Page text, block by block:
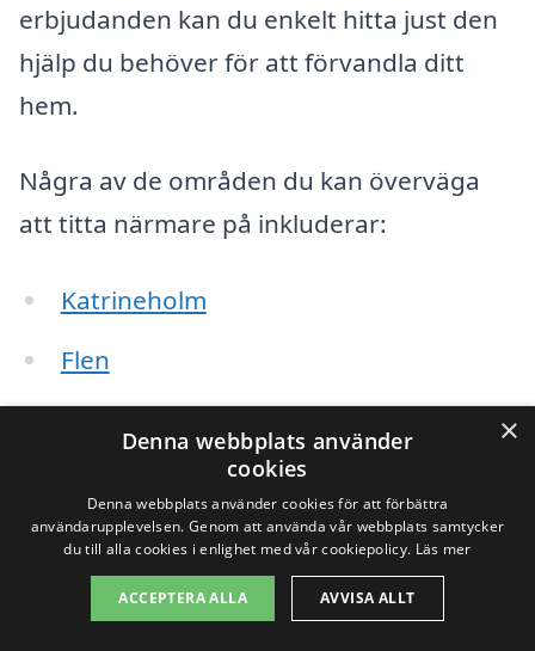
erbjudanden kan du enkelt hitta just den
hjälp du behöver för att förvandla ditt
hem.
Några av de områden du kan överväga
att titta närmare på inkluderar:
Katrineholm
Flen
Nyköping
Oxelösund
×
Denna webbplats använder
cookies
Denna webbplats använder cookies för att förbättra
användarupplevelsen. Genom att använda vår webbplats samtycker
du till alla cookies i enlighet med vår cookiepolicy. Läs mer
ACCEPTERA ALLA AVVISA ALLT